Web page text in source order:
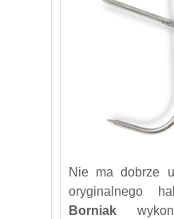
Nie ma dobrze
oryginalnego
Borniak